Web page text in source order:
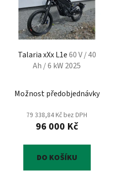
Talaria xXx L1e60 V / 40
Ah / 6 kW 2025
Možnost předobjednávky
79 338,84 Kč bez DPH
96 000 Kč
DO KOŠÍKU